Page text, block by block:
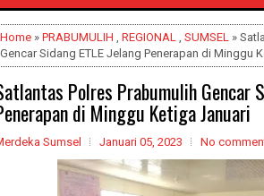
Home » PRABUMULIH , REGIONAL , SUMSEL »
Gencar Sidang ETLE Jelang Penerapan di Minggu
Polres Prabumulih Gencar
di Minggu Ketiga Januari
Sumsel Januari 05, 2023 No